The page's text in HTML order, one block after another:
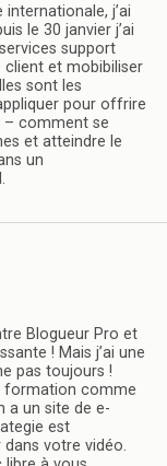
j’ai
le 30 janvier j’ai
support
client et mobibiliser
sont les
pour offrire
– comment se
et atteindre le
un
Blogueur Pro et
! Mais j’ai une
pas toujours !
formation comme
a un site de e-
est
votre vidéo.